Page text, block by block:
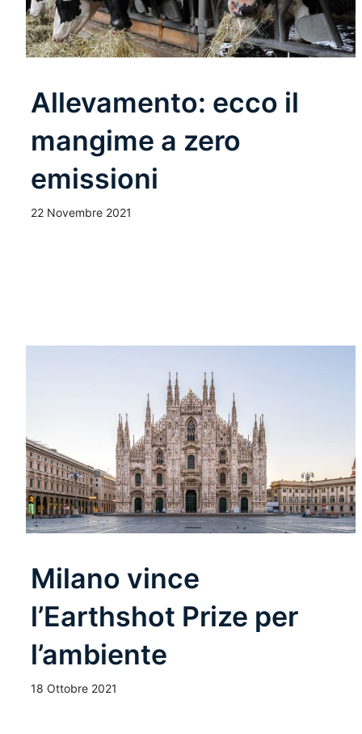
Allevamento: ecco il
mangime a zero
emissioni
22 Novembre 2021
Milano vince
l’Earthshot Prize per
l’ambiente
18 Ottobre 2021